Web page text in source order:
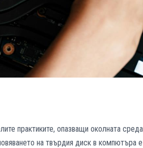
практиките, опазващи околната
на твърдия диск в компютъра